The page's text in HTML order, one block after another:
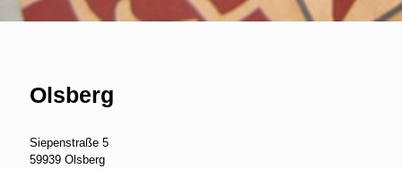
Olsberg
Siepenstraße 5
59939 Olsberg